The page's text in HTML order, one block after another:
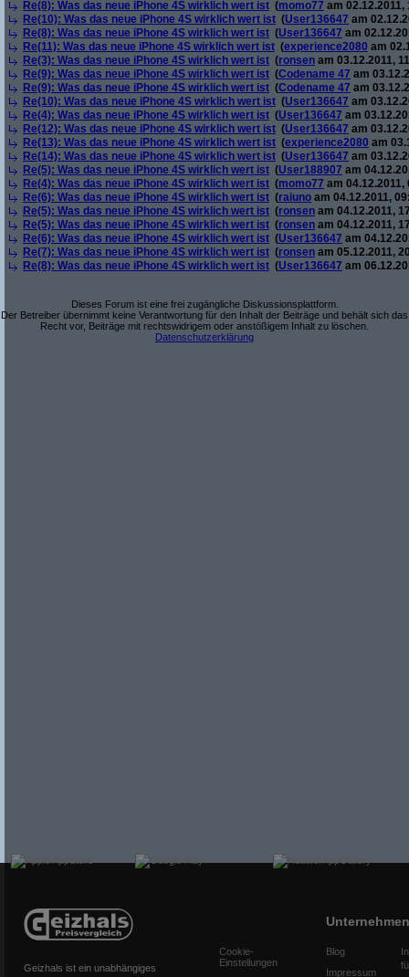
Re(8): Was das neue iPhone 4S wirklich wert ist (momo77 am 02.12.2011,
Re(10): Was das neue iPhone 4S wirklich wert ist (User136647 am
Re(8): Was das neue iPhone 4S wirklich wert ist (User136647 am
Re(11): Was das neue iPhone 4S wirklich wert ist (experience2080 am
Re(3): Was das neue iPhone 4S wirklich wert ist (ronsen am 03.12.2011,
Re(9): Was das neue iPhone 4S wirklich wert ist (Codename 47 am
Re(9): Was das neue iPhone 4S wirklich wert ist (Codename 47 am
Re(10): Was das neue iPhone 4S wirklich wert ist (User136647 am
Re(4): Was das neue iPhone 4S wirklich wert ist (User136647 am
Re(12): Was das neue iPhone 4S wirklich wert ist (User136647 am
Re(13): Was das neue iPhone 4S wirklich wert ist (experience2080 am
Re(14): Was das neue iPhone 4S wirklich wert ist (User136647 am
Re(5): Was das neue iPhone 4S wirklich wert ist (User188907 am
Re(4): Was das neue iPhone 4S wirklich wert ist (momo77 am 04.12.2011,
Re(6): Was das neue iPhone 4S wirklich wert ist (raiuno am 04.12.2011,
Re(5): Was das neue iPhone 4S wirklich wert ist (ronsen am 04.12.2011,
Re(5): Was das neue iPhone 4S wirklich wert ist (ronsen am 04.12.2011,
Re(6): Was das neue iPhone 4S wirklich wert ist (User136647 am
Re(7): Was das neue iPhone 4S wirklich wert ist (ronsen am 05.12.2011,
Re(8): Was das neue iPhone 4S wirklich wert ist (User136647 am
Dieses Forum ist eine frei zugängliche Diskussionsplattform.
Der Betreiber übernimmt keine Verantwortung für den Inhalt der Beiträge und behält sich das
Recht vor, Beiträge mit rechtswidrigem oder anstößigem Inhalt zu löschen.
Datenschutzerklärung
Geizhals ist ein unabhängiges
Cookie-
Einstellungen
Unternehmen
Blog
Impressum